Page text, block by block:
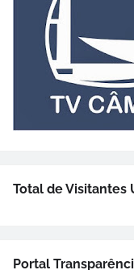
Total de Visitantes
Portal